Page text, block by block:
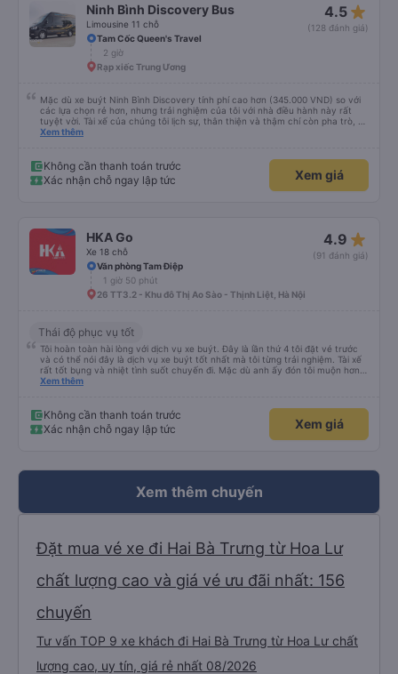
Ninh Bình Discovery Bus
Limousine 11 chỗ
4.5 star_rate
(128 đánh giá)
Tam Cốc Queen's Travel
2 giờ
Rạp xiếc Trung Ương
Mặc dù xe buýt Ninh Bình Discovery tính phí cao hơn (345.000 VND) so với
các lựa chọn rẻ hơn, nhưng trải nghiệm của tôi với nhà điều hành này rất
tuyệt vời. Tài xế của chúng tôi lịch sự, thân thiện và thậm chí còn pha trò, và
rõ ràng là anh ấy lái xe an toàn hơn so với những chiếc xe buýt limousine
không hề hối tiếc khi đặt xe với nhà điều hành này và sẽ lại sử dụng dịch vụ
của họ.
Xem thêm
Không cần thanh toán trước
Xác nhận chỗ ngay lập tức
Xem giá
HKA Go
Xe 18 chỗ
4.9 star_rate
(91 đánh giá)
Văn phòng Tam Điệp
1 giờ 50 phút
26 TT3.2 - Khu đô Thị Ao Sào - Thịnh Liệt, Hà Nội
Thái độ phục vụ tốt
Tôi hoàn toàn hài lòng với dịch vụ xe buýt. Đây là lần thứ 4 tôi đặt vé trước
và có thể nói đây là dịch vụ xe buýt tốt nhất mà tôi từng trải nghiệm. Tài xế
rất tốt bụng và nhiệt tình suốt chuyến đi. Mặc dù anh ấy đón tôi muộn hơn
giờ hẹn một chút, nhưng anh ấy đã ngay lập tức xin lỗi vì tình trạng tắc
thông ở Hà Nội và Ninh Bình. Cảm ơn xe buýt!
Xem thêm
Không cần thanh toán trước
Xác nhận chỗ ngay lập tức
Xem giá
Xem thêm chuyến
Đặt mua vé xe đi Hai Bà Trưng từ Hoa Lư
chất lượng cao và giá vé ưu đãi nhất: 156
chuyến
Tư vấn TOP 9 xe khách đi Hai Bà Trưng từ Hoa Lư chất
lượng cao, uy tín, giá rẻ nhất 08/2026